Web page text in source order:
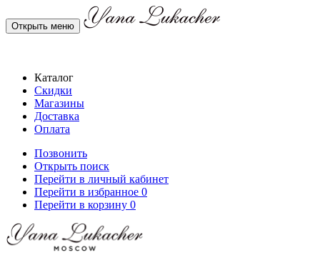
Открыть меню
Каталог
Скидки
Магазины
Доставка
Оплата
Позвонить
Открыть поиск
Перейти в личный кабинет
Перейти в избранное 0
Перейти в корзину 0